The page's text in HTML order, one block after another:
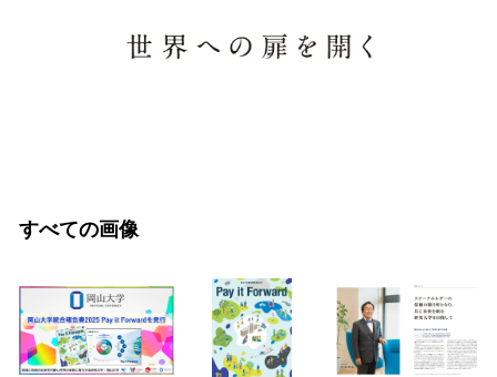
すべての画像